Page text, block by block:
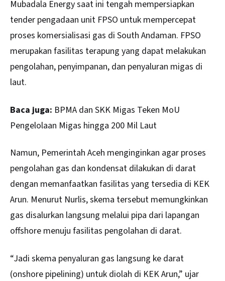
Mubadala Energy saat ini tengah mempersiapkan
tender pengadaan unit FPSO untuk mempercepat
proses komersialisasi gas di South Andaman. FPSO
merupakan fasilitas terapung yang dapat melakukan
pengolahan, penyimpanan, dan penyaluran migas di
laut.
Baca juga: BPMA dan SKK Migas Teken MoU
Pengelolaan Migas hingga 200 Mil Laut
Namun, Pemerintah Aceh menginginkan agar proses
pengolahan gas dan kondensat dilakukan di darat
dengan memanfaatkan fasilitas yang tersedia di KEK
Arun. Menurut Nurlis, skema tersebut memungkinkan
gas disalurkan langsung melalui pipa dari lapangan
offshore menuju fasilitas pengolahan di darat.
“Jadi skema penyaluran gas langsung ke darat
(onshore pipelining) untuk diolah di KEK Arun,” ujar